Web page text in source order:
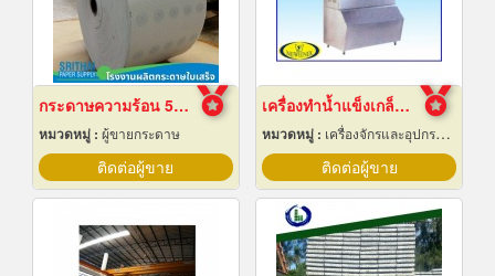
กระดาษความร้อน 57x80 ราคาส่ง
หมวดหมู่ : ผู้ขายกระดาษ
ติดต่อผู้ขาย
เครื่องทำน้ำแข็งเกล็ดกรอบ เชียงใหม่
หมวดหมู่ : เครื่องจักรและอุปกรณ์ผลิตน้ำแข็ง
ติดต่อผู้ขาย